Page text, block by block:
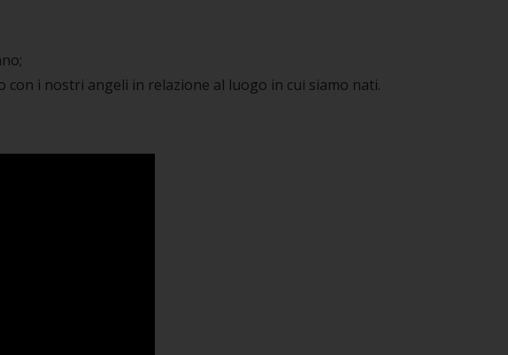
i nostri angeli in relazione al luogo in cui siamo nati.